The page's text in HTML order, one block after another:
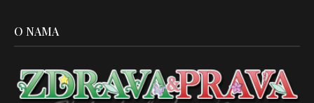
O NAMA